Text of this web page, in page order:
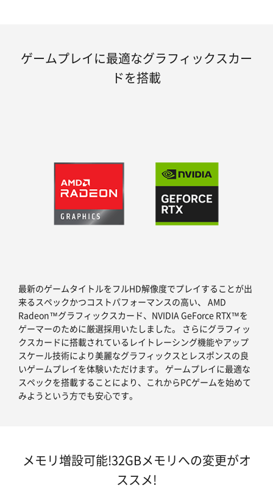
ゲームプレイに最適なグラフィックスカー
ドを搭載
最新のゲームタイトルをフルHD解像度でプレイすることが出
来るスペックかつコストパフォーマンスの高い、 AMD
Radeon™グラフィックスカード、NVIDIA GeForce RTX™を
ゲーマーのために厳選採用いたしました。 さらにグラフィッ
クスカードに搭載されているレイトレーシング機能やアップ
スケール技術により美麗なグラフィックスとレスポンスの良
いゲームプレイを体験いただけます。 ゲームプレイに最適な
スペックを搭載することにより、これからPCゲームを始めて
みようという方でも安心です。
メモリ増設可能!32GBメモリへの変更がオ
ススメ!